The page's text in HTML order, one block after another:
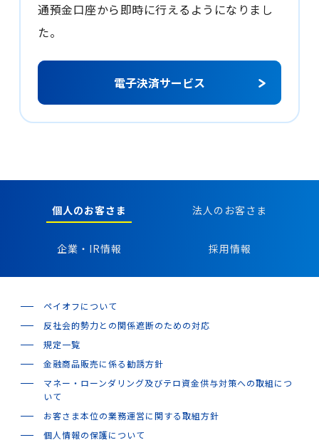
通預金口座から即時に行えるようになりまし
た。
電子決済サービス
個人のお客さま 法人のお客さま
企業・IR情報 採用情報
ペイオフについて
反社会的勢力との関係遮断のための対応
規定一覧
金融商品販売に係る勧誘方針
マネー・ローンダリング及びテロ資金供与対策への取組につ
いて
お客さま本位の業務運営に関する取組方針
個人情報の保護について